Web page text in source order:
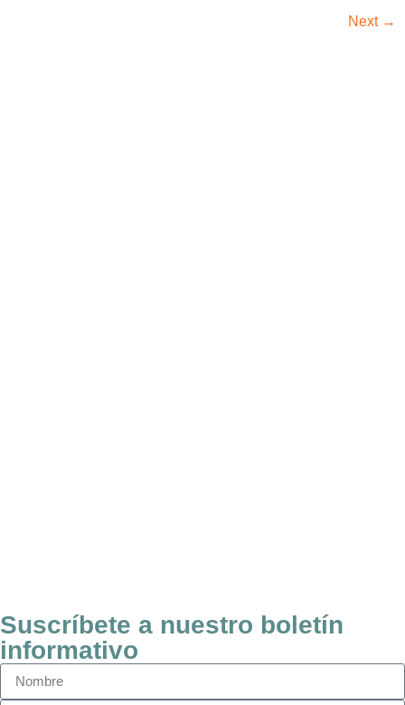
Next →
Suscríbete a nuestro boletín
informativo